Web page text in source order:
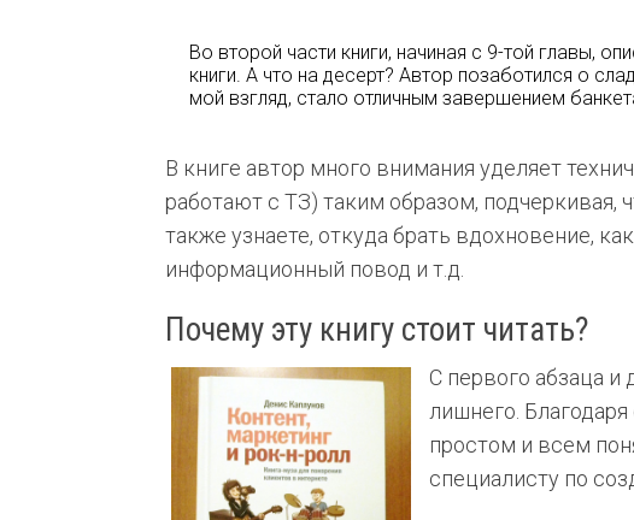
Во второй части книги, начиная с 9-той главы,
книги. А что на десерт? Автор позаботился о
мой взгляд, стало отличным завершением
В книге автор много внимания уделяет
работают с ТЗ) таким образом, подчеркивая,
также узнаете, откуда брать вдохновение,
информационный повод и т.д.
Почему эту книгу стоит читать?
С первого абзаца и
лишнего.
простом и всем
специалисту по